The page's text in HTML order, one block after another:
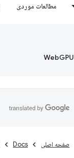
مطالعات موردی
WebGPU
صفحه اصلی Docs